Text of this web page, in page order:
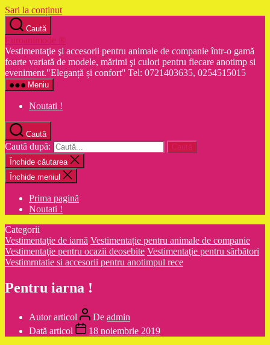
Sari la conținut
Caută
Euroanimode ®
Vestimentaţie şi accesorii pentru animale de companie într-o gamă
foarte variată de modele, mărimi şi culori pentru fiecare anotimp si
eveniment."Eleganță și confort'' Tel: 0721403635, 0254515015
Meniu
Noutati !
Caută
Caută după:
Închide căutarea
Închide meniul
Prima pagină
Noutati !
Categorii
Vestimentaţie de iarnă Vestimentație pentru animale de companie
Vestimentaţie pentru ocazii deosebite Vestimentaţie pentru sărbători
Vestimrntatie si accesorii pentru anotimpul rece
Pentru iarna !
Autor articol De admin
Dată articol
18 noiembrie 2019